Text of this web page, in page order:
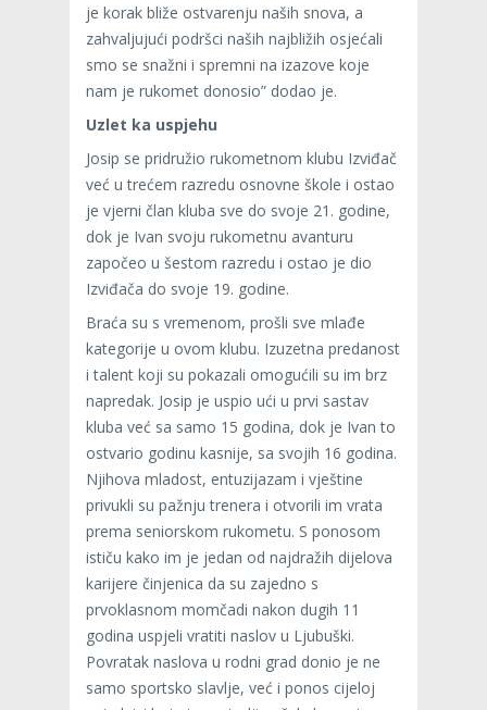
je korak bliže ostvarenju naših snova, a
zahvaljujući podršci naših najbližih osjećali
smo se snažni i spremni na izazove koje
nam je rukomet donosio” dodao je.
Uzlet ka uspjehu
Josip se pridružio rukometnom klubu Izviđač
već u trećem razredu osnovne škole i ostao
je vjerni član kluba sve do svoje 21. godine,
dok je Ivan svoju rukometnu avanturu
započeo u šestom razredu i ostao je dio
Izviđača do svoje 19. godine.
Braća su s vremenom, prošli sve mlađe
kategorije u ovom klubu. Izuzetna predanost
i talent koji su pokazali omogućili su im brz
napredak. Josip je uspio ući u prvi sastav
kluba već sa samo 15 godina, dok je Ivan to
ostvario godinu kasnije, sa svojih 16 godina.
Njihova mladost, entuzijazam i vještine
privukli su pažnju trenera i otvorili im vrata
prema seniorskom rukometu. S ponosom
ističu kako im je jedan od najdražih dijelova
karijere činjenica da su zajedno s
prvoklasnom momčadi nakon dugih 11
godina uspjeli vratiti naslov u Ljubuški.
Povratak naslova u rodni grad donio je ne
samo sportsko slavlje, već i ponos cijeloj